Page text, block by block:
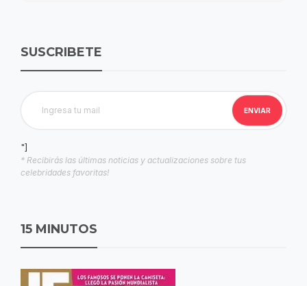
SUSCRIBETE
"]
* Recibirás las últimas noticias y actualizaciones sobre tus
celebridades favoritas!
15 MINUTOS